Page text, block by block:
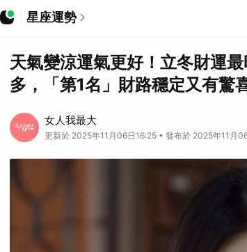
星座運勢
天氣變涼運氣更好！立冬財運
多，「第1名」財路穩定又有驚
女人我最大
更新於 2025年11月06日16:25 • 發布於 2025年11月